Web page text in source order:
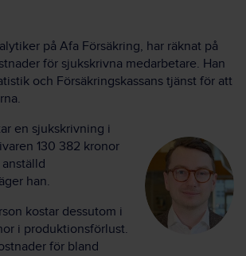
på Afa Försäkring, har räknat på
för sjukskrivna medarbetare. Han
och Försäkringskassans tjänst för att
en sjukskrivning i
130 382 kronor
han.
kostar dessutom i
i produktionsförlust.
för bland